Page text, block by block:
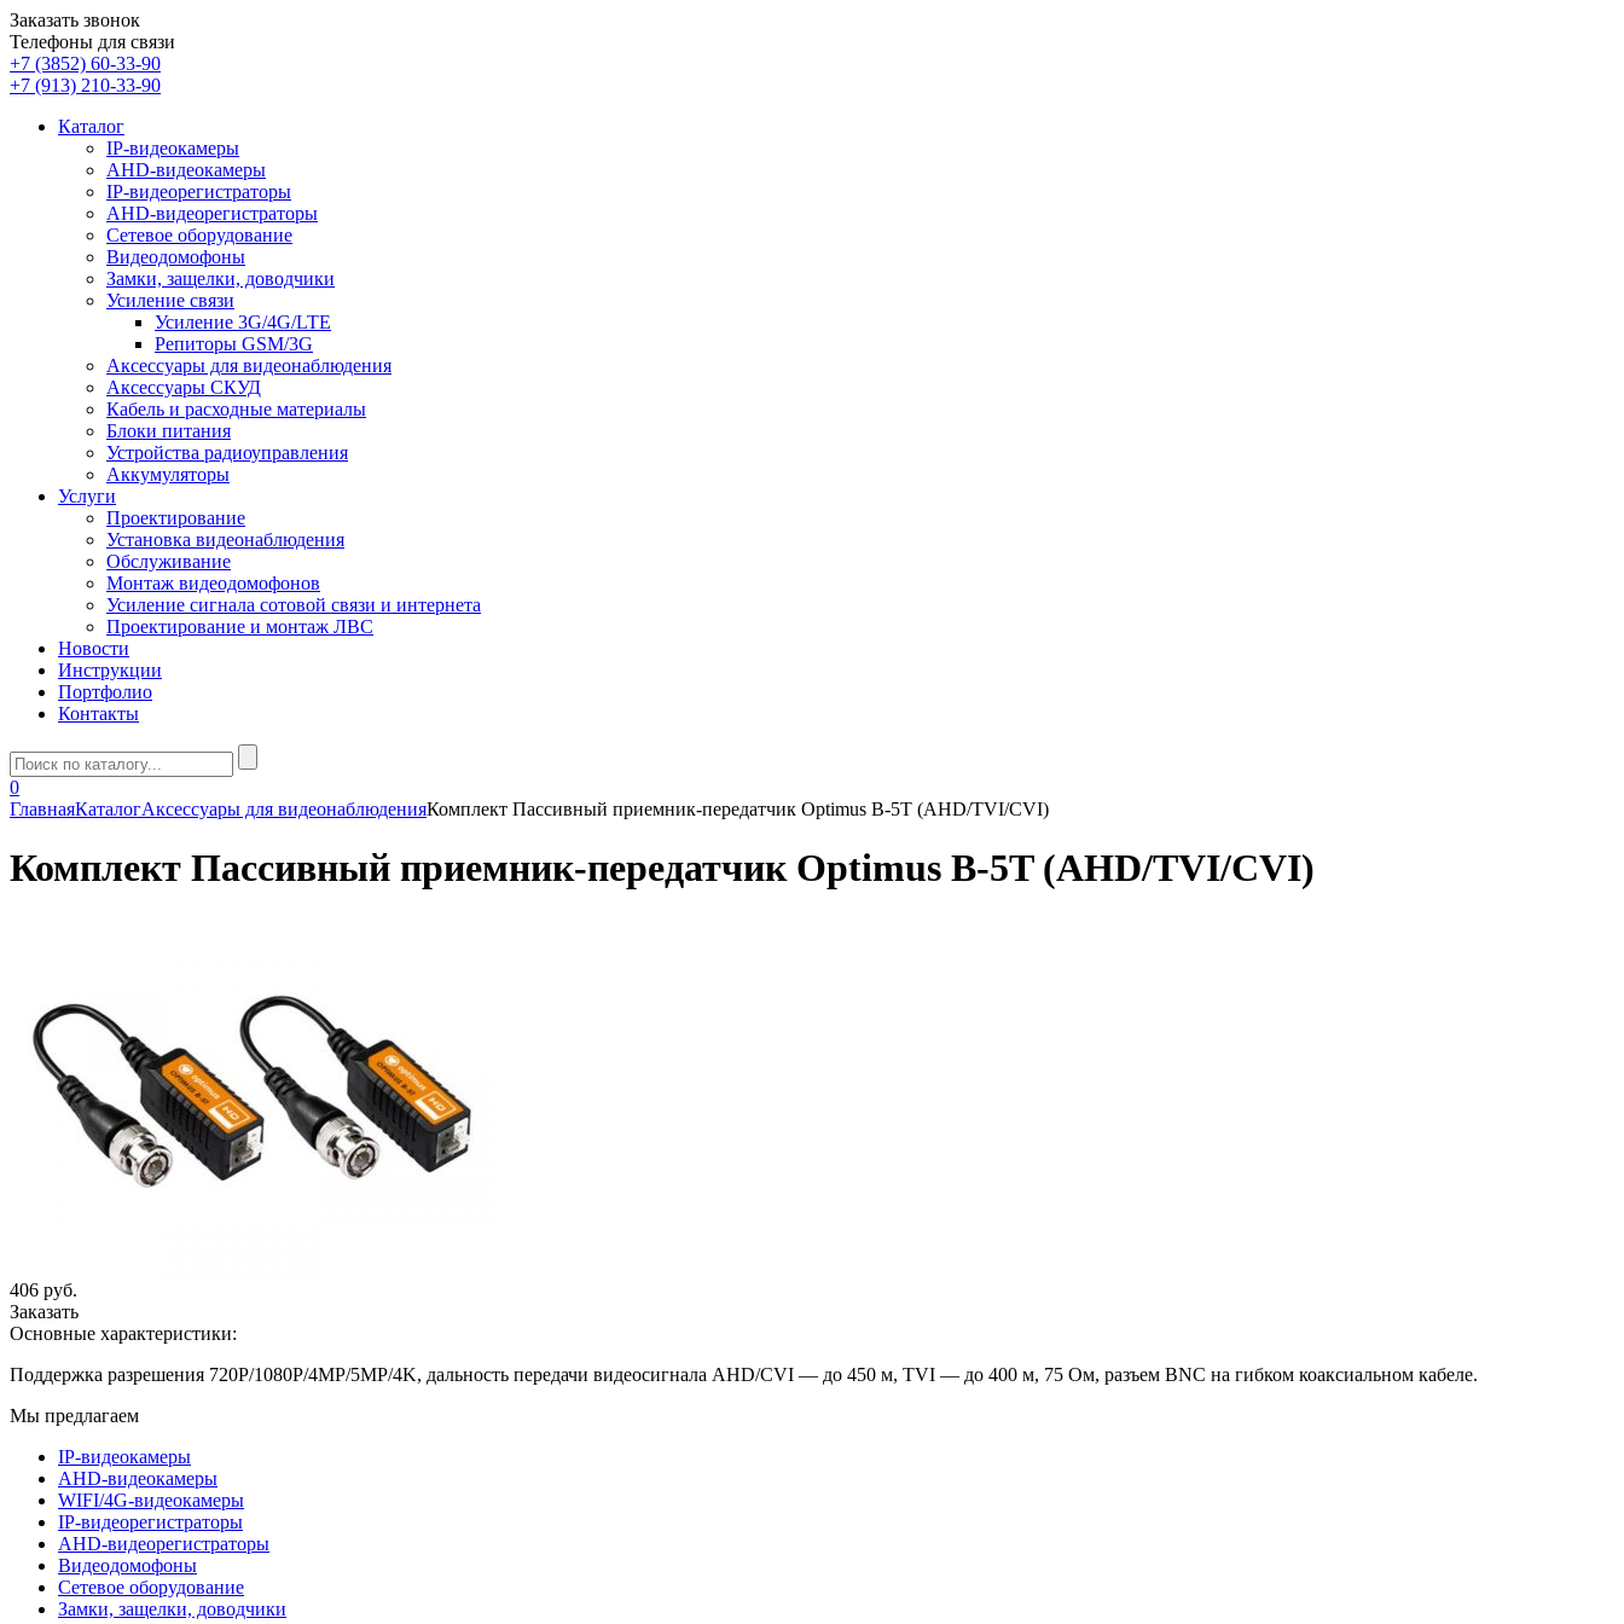
Заказать звонок
Телефоны для связи
+7 (3852) 60-33-90
+7 (913) 210-33-90
Каталог
IP-видеокамеры
AHD-видеокамеры
IP-видеорегистраторы
AHD-видеорегистраторы
Сетевое оборудование
Видеодомофоны
Замки, защелки, доводчики
Усиление связи
Усиление 3G/4G/LTE
Репиторы GSM/3G
Аксессуары для видеонаблюдения
Аксессуары СКУД
Кабель и расходные материалы
Блоки питания
Устройства радиоуправления
Аккумуляторы
Услуги
Проектирование
Установка видеонаблюдения
Обслуживание
Монтаж видеодомофонов
Усиление сигнала сотовой связи и интернета
Проектирование и монтаж ЛВС
Новости
Инструкции
Портфолио
Контакты
0
ГлавнаяКаталогАксессуары для видеонаблюденияКомплект Пассивный приемник-передатчик Optimus B-5T (AHD/TVI/CVI)
Комплект Пассивный приемник-передатчик Optimus B-5T (AHD/TVI/CVI)
406 руб.
Заказать
Основные характеристики:
Поддержка разрешения 720P/1080P/4MP/5MP/4K, дальность передачи видеосигнала AHD/CVI — до 450 м, TVI — до 400 м, 75 Ом, разъем BNC на гибком коаксиальном кабеле.
Мы предлагаем
IP-видеокамеры
AHD-видеокамеры
WIFI/4G-видеокамеры
IP-видеорегистраторы
AHD-видеорегистраторы
Видеодомофоны
Сетевое оборудование
Замки, защелки, доводчики